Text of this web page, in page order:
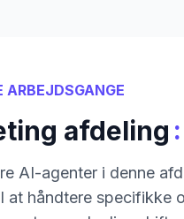
ARBEJDSGANGE
afdeling :
AI-agenter i denne
at håndtere specifikke